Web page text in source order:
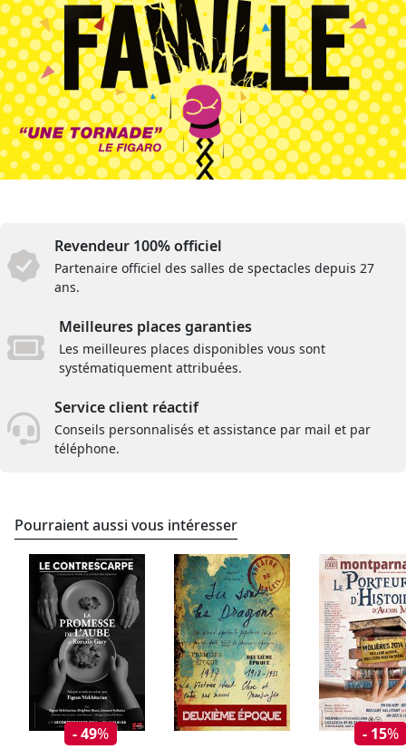
Revendeur 100% officiel
Partenaire officiel des salles de spectacles depuis 27
ans.
Meilleures places garanties
Les meilleures places disponibles vous sont
systématiquement attribuées.
Service client réactif
Conseils personnalisés et assistance par mail et par
téléphone.
Pourraient aussi vous intéresser
- 49% - 15%